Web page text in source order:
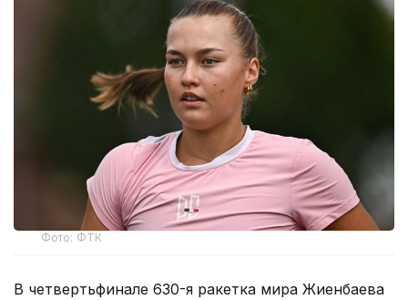
Фото: ФТК
В четвертьфинале 630-я ракетка мира Жиенбаева